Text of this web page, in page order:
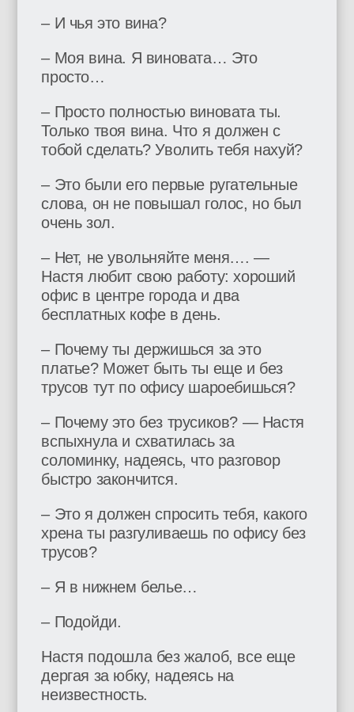
– И чья это вина?
– Моя вина. Я виновата… Это
просто…
– Просто полностью виновата ты.
Только твоя вина. Что я должен с
тобой сделать? Уволить тебя нахуй?
– Это были его первые ругательные
слова, он не повышал голос, но был
очень зол.
– Нет, не увольняйте меня…. —
Настя любит свою работу: хороший
офис в центре города и два
бесплатных кофе в день.
– Почему ты держишься за это
платье? Может быть ты еще и без
трусов тут по офису шароебишься?
– Почему это без трусиков? — Настя
вспыхнула и схватилась за
соломинку, надеясь, что разговор
быстро закончится.
– Это я должен спросить тебя, какого
хрена ты разгуливаешь по офису без
трусов?
– Я в нижнем белье…
– Подойди.
Настя подошла без жалоб, все еще
дергая за юбку, надеясь на
неизвестность.